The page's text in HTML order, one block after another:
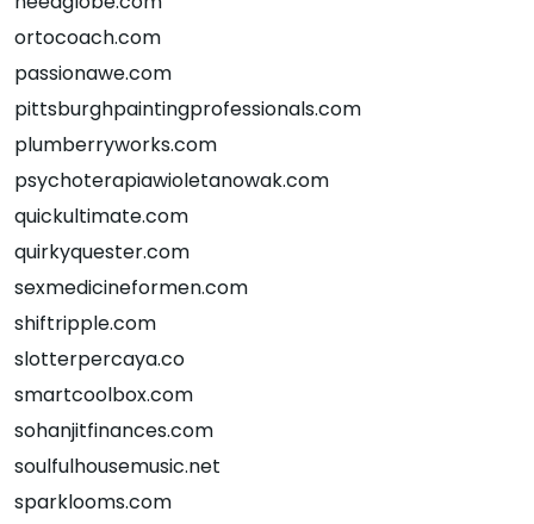
ortocoach.com
passionawe.com
pittsburghpaintingprofessionals.com
plumberryworks.com
psychoterapiawioletanowak.com
quickultimate.com
quirkyquester.com
sexmedicineformen.com
shiftripple.com
slotterpercaya.co
smartcoolbox.com
sohanjitfinances.com
soulfulhousemusic.net
sparklooms.com